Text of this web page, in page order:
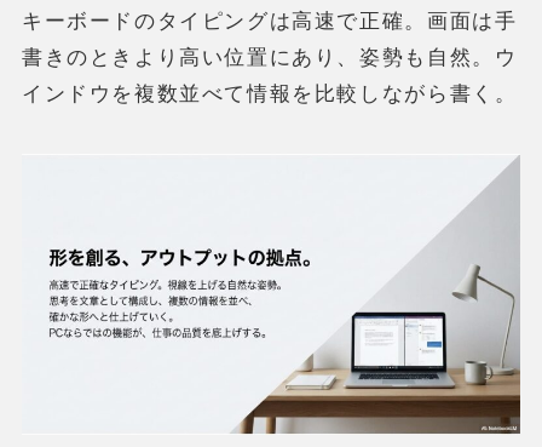
キーボードのタイピングは高速で正確。画面は手
書きのときより高い位置にあり、姿勢も自然。ウ
インドウを複数並べて情報を比較しながら書く。